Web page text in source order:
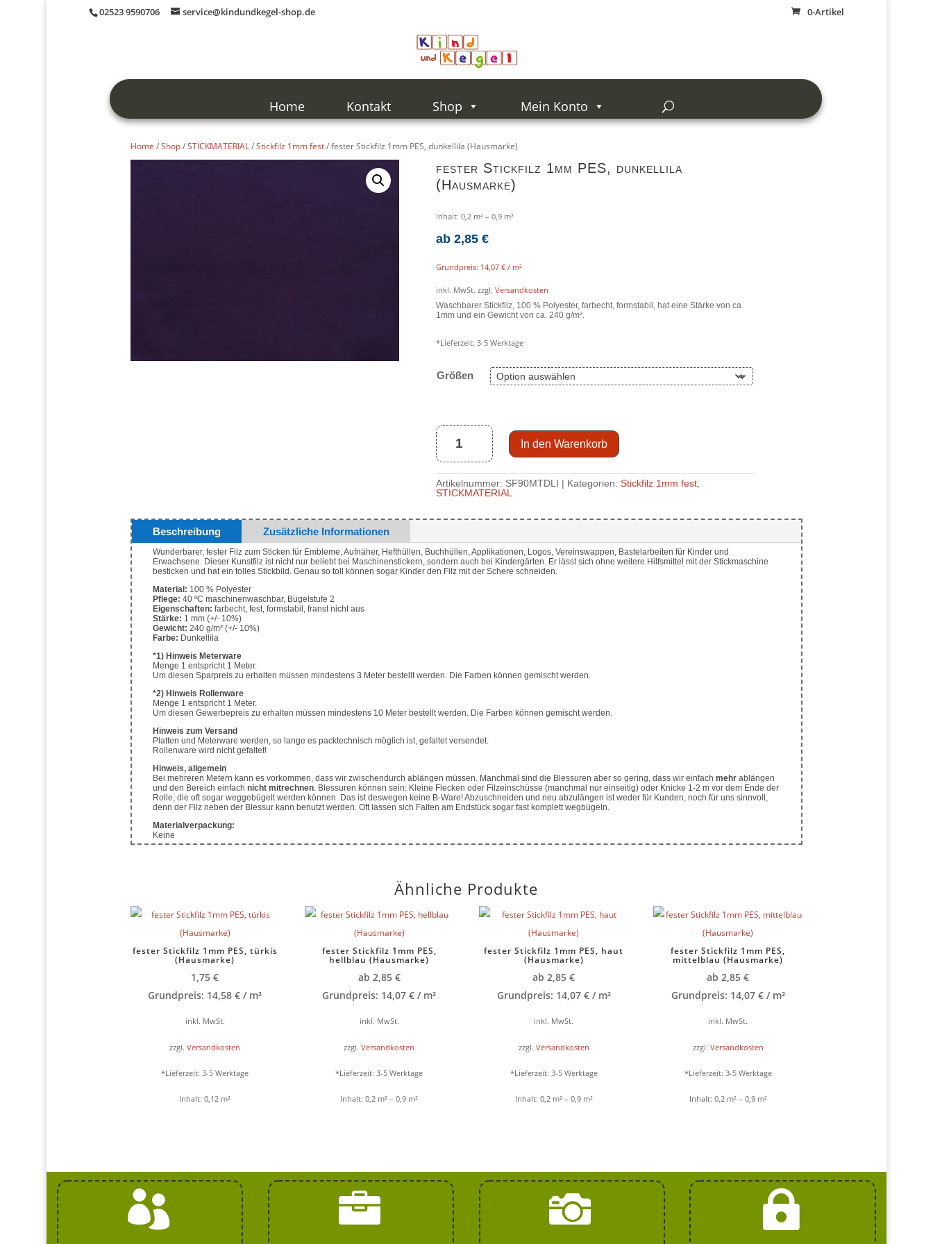
02523 9590706 service@kindundkegel-shop.de 0-Artikel
Home Kontakt Shop Mein Konto
Home /Shop/STICKMATERIAL/Stickfilz 1mm fest/ fester Stickfilz 1mm PES, dunkellila (Hausmarke)
fester Stickfilz 1mm PES, dunkellila
(Hausmarke)
Inhalt: 0,2 m² – 0,9 m²
ab2,85€
Grundpreis: 14,07€ / m²
inkl. MwSt. zzgl.Versandkosten
Waschbarer Stickfilz, 100 % Polyester, farbecht, formstabil, hat eine Stärke von ca.
1mm und ein Gewicht von ca. 240 g/m².
*Lieferzeit:3-5 Werktage
Größen
fester
Stickfilz
1mm
PES,
dunkellila
(Hausmarke)
Menge In den Warenkorb
Artikelnummer: SF90MTDLI Kategorien:Stickfilz 1mm fest,
STICKMATERIAL
Beschreibung Zusätzliche Informationen
Wunderbarer, fester Filz zum Sticken für Embleme, Aufnäher, Hefthüllen, Buchhüllen, Applikationen, Logos, Vereinswappen, Bastelarbeiten für Kinder und
Erwachsene. Dieser Kunstfilz ist nicht nur beliebt bei Maschinenstickern, sondern auch bei Kindergärten. Er lässt sich ohne weitere Hilfsmittel mit der Stickmaschine
besticken und hat ein tolles Stickbild. Genau so toll können sogar Kinder den Filz mit der Schere schneiden.
Material: 100 % Polyester
Pflege: 40 ºC maschinenwaschbar, Bügelstufe 2
Eigenschaften: farbecht, fest, formstabil, franst nicht aus
Stärke: 1 mm (+/- 10%)
Gewicht: 240 g/m² (+/- 10%)
Farbe: Dunkellila
*1) Hinweis Meterware
Menge 1 entspricht 1 Meter.
Um diesen Sparpreis zu erhalten müssen mindestens 3 Meter bestellt werden. Die Farben können gemischt werden.
*2) Hinweis Rollenware
Menge 1 entspricht 1 Meter.
Um diesen Gewerbepreis zu erhalten müssen mindestens 10 Meter bestellt werden. Die Farben können gemischt werden.
Hinweis zum Versand
Platten und Meterware werden, so lange es packtechnisch möglich ist, gefaltet versendet.
Rollenware wird nicht gefaltet!
Hinweis, allgemein
Bei mehreren Metern kann es vorkommen, dass wir zwischendurch ablängen müssen. Manchmal sind die Blessuren aber so gering, dass wir einfachmehr ablängen
und den Bereich einfachnicht mitrechnen. Blessuren können sein: Kleine Flecken oder Filzeinschüsse (manchmal nur einseitig) oder Knicke 1-2 m vor dem Ende der
Rolle, die oft sogar weggebügelt werden können. Das ist deswegen keine B-Ware! Abzuschneiden und neu abzulängen ist weder für Kunden, noch für uns sinnvoll,
denn der Filz neben der Blessur kann benutzt werden. Oft lassen sich Falten am Endstück sogar fast komplett wegbügeln.
Materialverpackung:
Keine
Ähnliche Produkte
fester Stickfilz 1mm PES, türkis
(Hausmarke)
1,75€
Grundpreis: 14,58€ / m²
inkl. MwSt.
zzgl.Versandkosten
*Lieferzeit: 3-5 Werktage
Inhalt: 0,12 m²
fester Stickfilz 1mm PES,
hellblau (Hausmarke)
ab 2,85 €
Grundpreis: 14,07€ / m²
inkl. MwSt.
zzgl.Versandkosten
*Lieferzeit: 3-5 Werktage
Inhalt: 0,2 m² – 0,9 m²
fester Stickfilz 1mm PES, haut
(Hausmarke)
ab 2,85 €
Grundpreis: 14,07 €/ m²
inkl. MwSt.
zzgl. Versandkosten
*Lieferzeit: 3-5 Werktage
Inhalt: 0,2 m²– 0,9 m²
fester Stickfilz 1mm PES,
mittelblau (Hausmarke)
ab2,85€
Grundpreis: 14,07 €/ m²
inkl. MwSt.
zzgl. Versandkosten
*Lieferzeit: 3-5 Werktage
Inhalt: 0,2 m²– 0,9 m²
   